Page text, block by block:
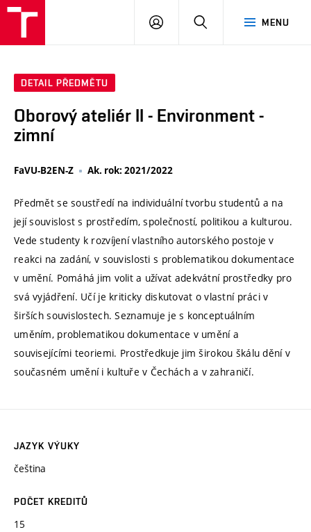
MENU
PŘIHLÁSIT
DETAIL PŘEDMĚTU
Oborový ateliér II - Environment -
zimní
FaVU-B2EN-Z Ak. rok: 2021/2022
Předmět se soustředí na individuální tvorbu studentů a na
její souvislost s prostředím, společností, politikou a kulturou.
Vede studenty k rozvíjení vlastního autorského postoje v
reakci na zadání, v souvislosti s problematikou dokumentace
v umění. Pomáhá jim volit a užívat adekvátní prostředky pro
svá vyjádření. Učí je kriticky diskutovat o vlastní práci v
širších souvislostech. Seznamuje je s konceptuálním
uměním, problematikou dokumentace v umění a
souvisejícími teoriemi. Prostředkuje jim širokou škálu dění v
současném umění i kultuře v Čechách a v zahraničí.
JAZYK VÝUKY
čeština
POČET KREDITŮ
15